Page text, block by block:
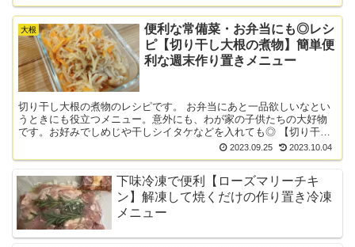
大根
便利な常備菜・お弁当にも◎レシ
ピ【切り干し大根の煮物】簡単便
利な週末作り置きメニュー
切り干し大根の煮物のレシピです。 お弁当にあと一品欲しいなとい
うときにも役立つメニュー。意外にも、わが家の子供たちの大好物
です。お好みでしめじや干しシイタケなどを入れても◎ 【切り干し
大根の煮物】の作り方 材料(2人分) 切り干し大根 30...
2023.09.25 2023.10.04
下味冷凍で便利【ローズマリーチキ
ン】解凍して焼くだけの作り置き冷凍
メニュー